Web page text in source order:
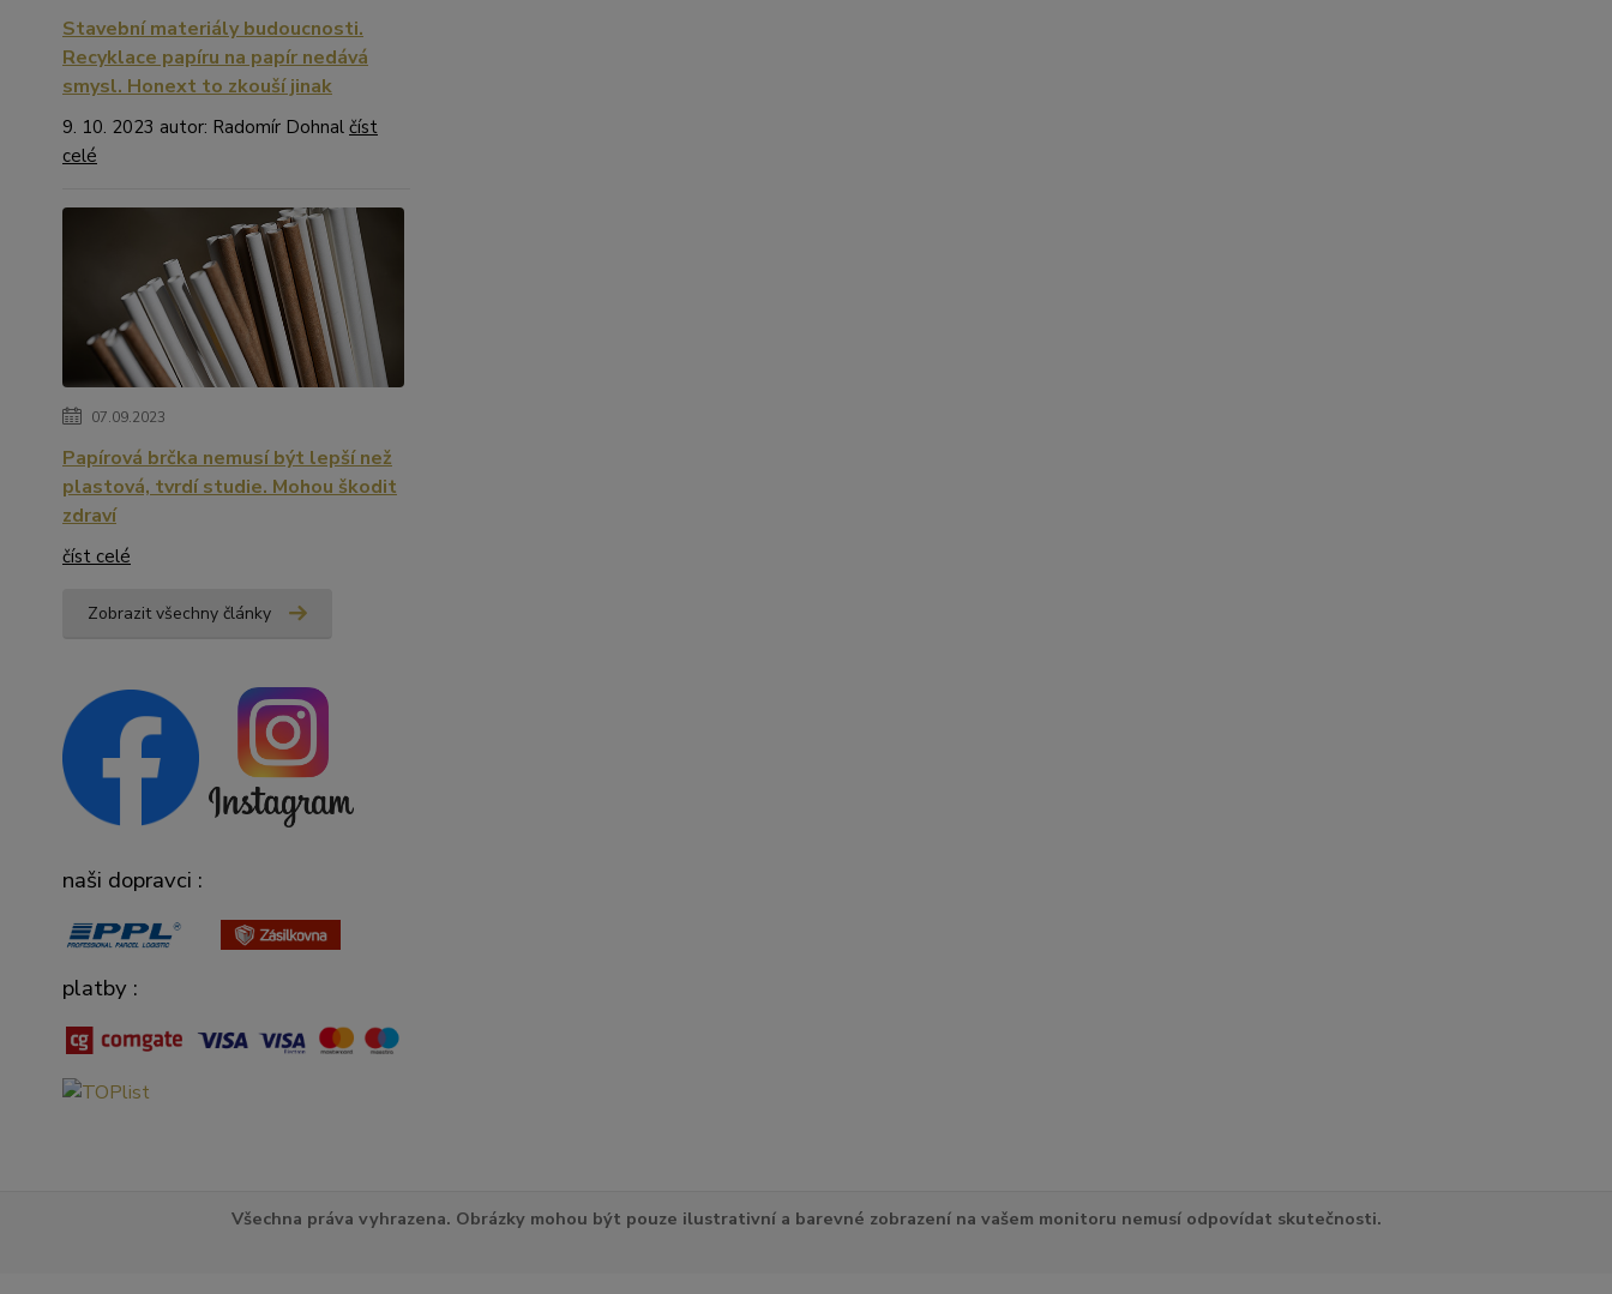
Stavební materiály budoucnosti.
Recyklace papíru na papír nedává
smysl. Honext to zkouší jinak
9. 10. 2023 autor: Radomír Dohnal číst
celé
07.09.2023
Papírová brčka nemusí být lepší než
plastová, tvrdí studie. Mohou škodit
zdraví
číst celé
Zobrazit všechny články
naši dopravci :
platby :
Všechna práva vyhrazena. Obrázky mohou být pouze ilustrativní a barevné zobrazení na vašem monitoru nemusí odpovídat skutečnosti.